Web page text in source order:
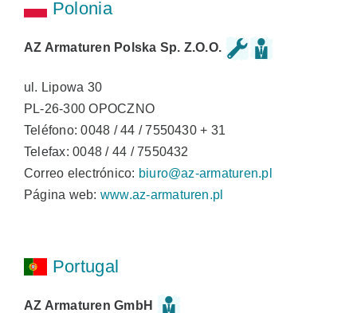
Polonia
AZ Armaturen Polska Sp. Z.O.O.
ul. Lipowa 30
PL-26-300 OPOCZNO
Teléfono: 0048 / 44 / 7550430 + 31
Telefax: 0048 / 44 / 7550432
Correo electrónico: biuro@az-armaturen.pl
Página web: www.az-armaturen.pl
Portugal
AZ Armaturen GmbH